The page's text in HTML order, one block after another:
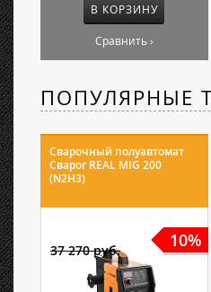
В КОРЗИНУ
Сравнить ›
ПОПУЛЯРНЫЕ
Сварочный полуавтомат
Сварог REAL MIG 200
(N2H3)
10%
37 270 руб.